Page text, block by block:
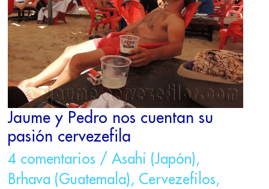
Jaume y Pedro nos cuentan su
pasión cervezefila
4 comentarios / Asahi (Japón),
Brhava (Guatemala), Cervezefilos,
SU
PASIÓN
CERVEZEFILA